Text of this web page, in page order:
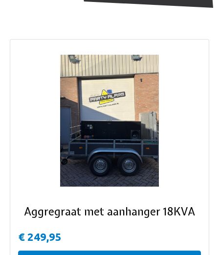
Aggregraat met aanhanger 18KVA
€ 249,95